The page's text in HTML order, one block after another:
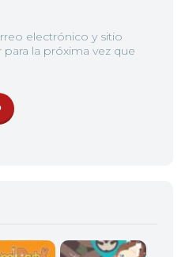
electrónico y sitio
la próxima vez que